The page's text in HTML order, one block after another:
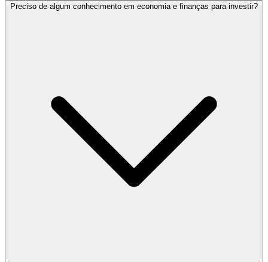
Preciso de algum conhecimento em economia e finanças para investir?